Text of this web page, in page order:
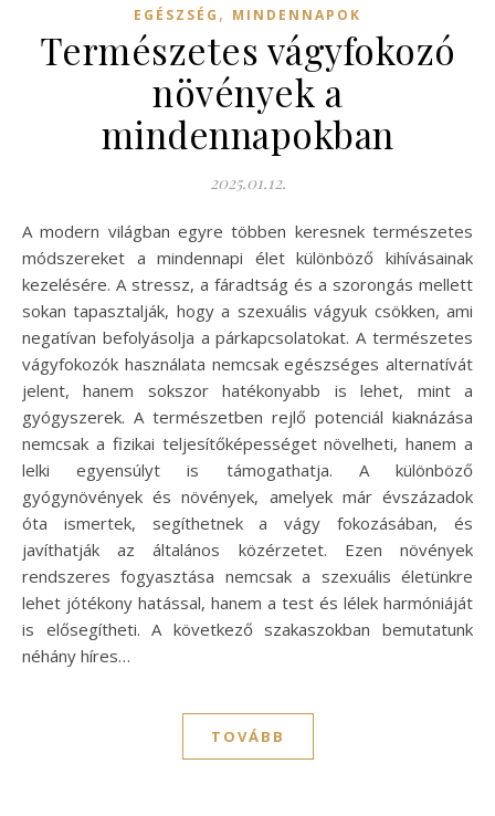
EGÉSZSÉG , MINDENNAPOK
Természetes vágyfokozó
növények a
mindennapokban
2025.01.12.
A modern világban egyre többen keresnek természetes
módszereket a mindennapi élet különböző kihívásainak
kezelésére. A stressz, a fáradtság és a szorongás mellett
sokan tapasztalják, hogy a szexuális vágyuk csökken, ami
negatívan befolyásolja a párkapcsolatokat. A természetes
vágyfokozók használata nemcsak egészséges alternatívát
jelent, hanem sokszor hatékonyabb is lehet, mint a
gyógyszerek. A természetben rejlő potenciál kiaknázása
nemcsak a fizikai teljesítőképességet növelheti, hanem a
lelki egyensúlyt is támogathatja. A különböző
gyógynövények és növények, amelyek már évszázadok
óta ismertek, segíthetnek a vágy fokozásában, és
javíthatják az általános közérzetet. Ezen növények
rendszeres fogyasztása nemcsak a szexuális életünkre
lehet jótékony hatással, hanem a test és lélek harmóniáját
is elősegítheti. A következő szakaszokban bemutatunk
néhány híres…
TOVÁBB